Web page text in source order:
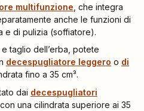
multifunzione che integra
anche le funzioni di
e di pulizia (soffiatore).
taglio dell’erba, potete
decespugliatore leggero o di
fino a 35 cm³.
dai decespugliatori
una cilindrata superiore ai 35